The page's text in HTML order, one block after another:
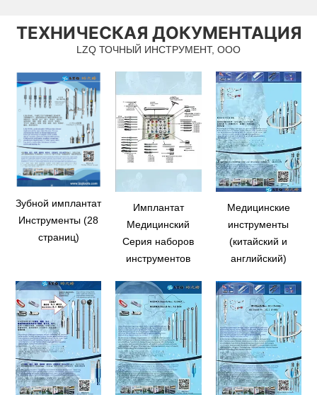
ТЕХНИЧЕСКАЯ ДОКУМЕНТАЦИЯ
LZQ ТОЧНЫЙ ИНСТРУМЕНТ, ООО
Зубной имплантат
Инструменты (28
страниц)
Имплантат
Медицинский
Серия наборов
инструментов
Медицинские
инструменты
(китайский и
английский)